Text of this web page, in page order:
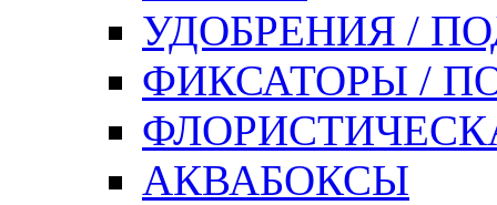
УДОБРЕНИЯ /
ФИКСАТОРЫ /
АКВАБОКСЫ